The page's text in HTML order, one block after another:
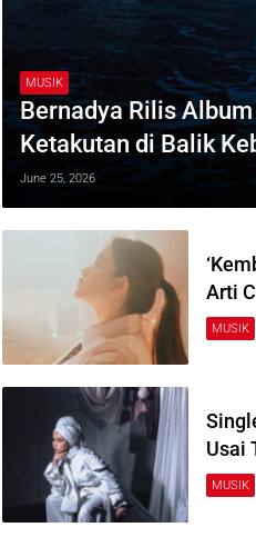
MUSIK
Bernadya Rilis Album
Ketakutan di Balik
June 25, 2026
Arti
MUSIK
Usai
MUSIK